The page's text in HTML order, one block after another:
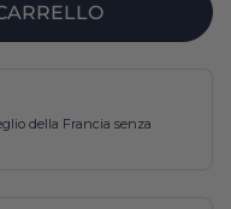
della Francia senza